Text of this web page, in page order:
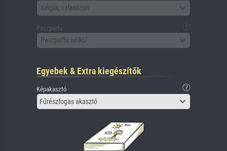
Kérjük, válasszon
Paszpartu
Paszpartu nélkül
Egyebek & Extra kiegészítők
Képakasztó
Fűrészfogas akasztó